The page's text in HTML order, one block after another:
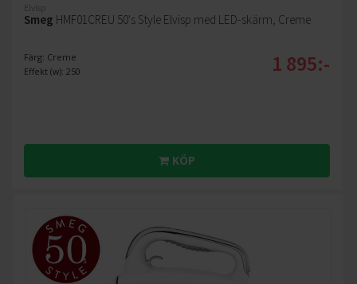
Elvisp
Smeg HMF01CREU 50's Style Elvisp med LED-skärm, Creme
Färg: Creme
Effekt (w): 250
1 895:-
KÖP